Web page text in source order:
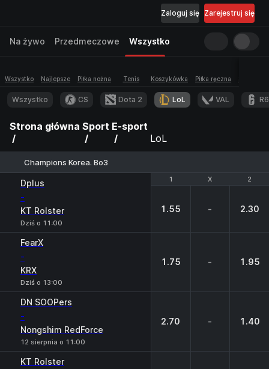
Zarejestruj się
Zaloguj się
Na żywo Przedmeczowe Wszystko
Wszystko Najlepsze Piłka nożna Tenis Koszykówka Piłka ręczna
Wszystko CS Dota 2 LoL VAL
Strona główna Sport E-sport
LoL
Champions Korea. Bo3
1 X 2
Dplus
-
KT Rolster
Dziś o 11:00
1 X 2
1.55 - 2.30
FearX
-
KRX
Dziś o 13:00
1.75 - 1.95
DN SOOPers
-
Nongshim RedForce
12 sierpnia o 11:00
2.70 - 1.40
KT Rolster